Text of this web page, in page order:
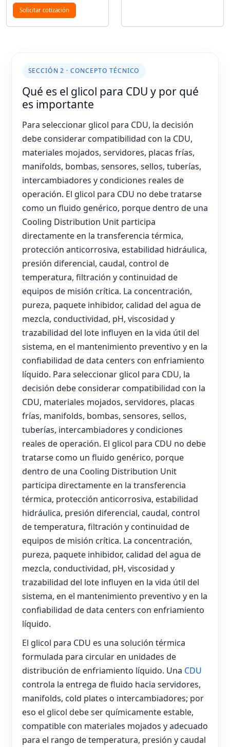
Solicitar cotización
SECCIÓN 2 · CONCEPTO TÉCNICO
Qué es el glicol para CDU y por qué
es importante
Para seleccionar glicol para CDU, la decisión
debe considerar compatibilidad con la CDU,
materiales mojados, servidores, placas frías,
manifolds, bombas, sensores, sellos, tuberías,
intercambiadores y condiciones reales de
operación. El glicol para CDU no debe tratarse
como un fluido genérico, porque dentro de una
Cooling Distribution Unit participa
directamente en la transferencia térmica,
protección anticorrosiva, estabilidad hidráulica,
presión diferencial, caudal, control de
temperatura, filtración y continuidad de
equipos de misión crítica. La concentración,
pureza, paquete inhibidor, calidad del agua de
mezcla, conductividad, pH, viscosidad y
trazabilidad del lote influyen en la vida útil del
sistema, en el mantenimiento preventivo y en la
confiabilidad de data centers con enfriamiento
líquido. Para seleccionar glicol para CDU, la
decisión debe considerar compatibilidad con la
CDU, materiales mojados, servidores, placas
frías, manifolds, bombas, sensores, sellos,
tuberías, intercambiadores y condiciones
reales de operación. El glicol para CDU no debe
tratarse como un fluido genérico, porque
dentro de una Cooling Distribution Unit
participa directamente en la transferencia
térmica, protección anticorrosiva, estabilidad
hidráulica, presión diferencial, caudal, control
de temperatura, filtración y continuidad de
equipos de misión crítica. La concentración,
pureza, paquete inhibidor, calidad del agua de
mezcla, conductividad, pH, viscosidad y
trazabilidad del lote influyen en la vida útil del
sistema, en el mantenimiento preventivo y en la
confiabilidad de data centers con enfriamiento
líquido.
El glicol para CDU es una solución térmica
formulada para circular en unidades de
distribución de enfriamiento líquido. Una CDU
controla la entrega de fluido hacia servidores,
manifolds, cold plates o intercambiadores; por
eso el glicol debe ser químicamente estable,
compatible con materiales mojados y adecuado
para el rango de temperatura, presión y caudal